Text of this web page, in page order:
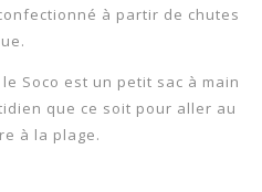
à partir de chutes
Soco est un petit sac à main
que ce soit pour aller au
à la plage.